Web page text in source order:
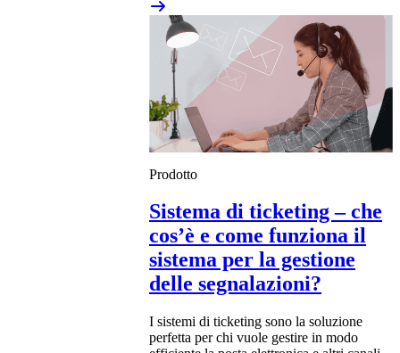
Prodotto
Sistema di ticketing – che
cos’è e come funziona il
sistema per la gestione
delle segnalazioni?
I sistemi di ticketing sono la soluzione
perfetta per chi vuole gestire in modo